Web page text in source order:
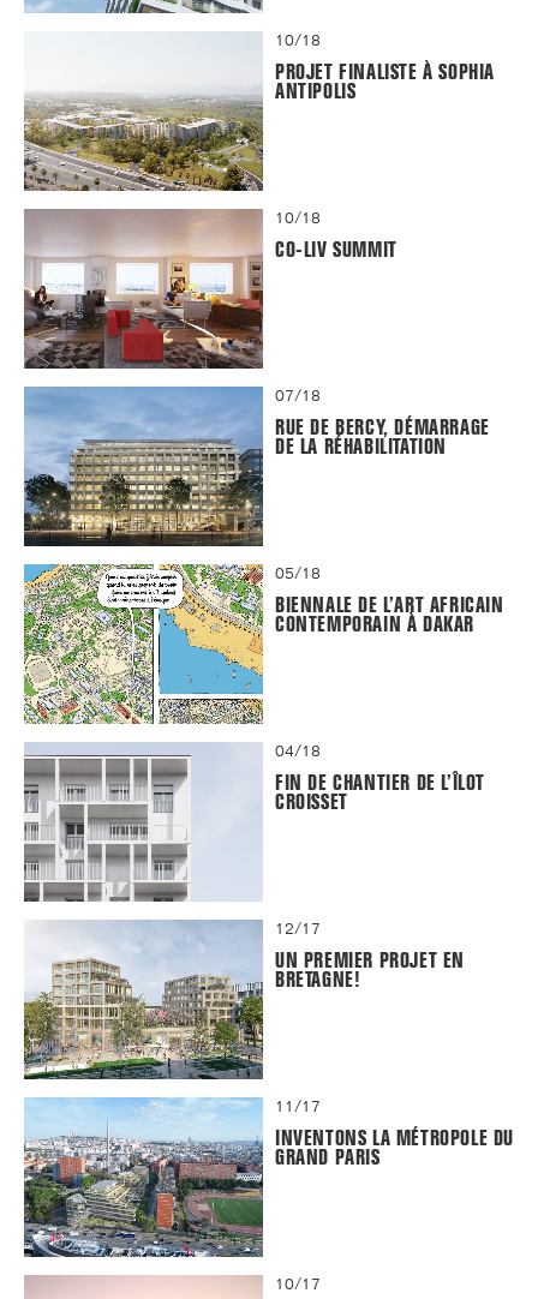
10/18
PROJET FINALISTE À SOPHIA
ANTIPOLIS
10/18
CO-LIV SUMMIT
07/18
RUE DE BERCY, DÉMARRAGE
DE LA RÉHABILITATION
05/18
BIENNALE DE L’ART AFRICAIN
CONTEMPORAIN À DAKAR
04/18
FIN DE CHANTIER DE L’ÎLOT
CROISSET
12/17
UN PREMIER PROJET EN
BRETAGNE!
11/17
INVENTONS LA MÉTROPOLE DU
GRAND PARIS
10/17